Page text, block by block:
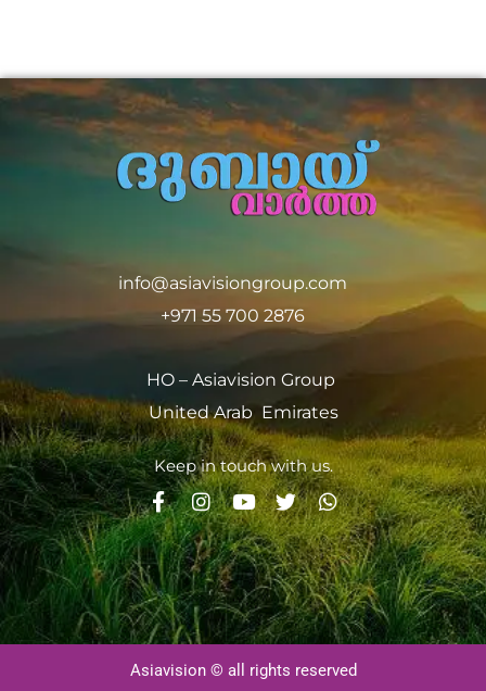
info@asiavisiongroup.com
+971 55 700 2876
HO – Asiavision Group
United Arab Emirates
Keep in touch with us.
Asiavision © all rights reserved